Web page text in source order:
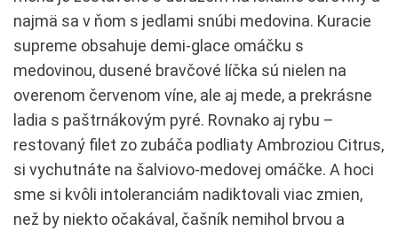
najmä sa v ňom s jedlami snúbi medovina. Kuracie
supreme obsahuje demi-glace omáčku s
medovinou, dusené bravčové líčka sú nielen na
overenom červenom víne, ale aj mede, a prekrásne
ladia s paštrnákovým pyré. Rovnako aj rybu –
restovaný filet zo zubáča podliaty Ambroziou Citrus,
si vychutnáte na šalviovo-medovej omáčke. A hoci
sme si kvôli intoleranciám nadiktovali viac zmien,
než by niekto očakával, čašník nemihol brvou a